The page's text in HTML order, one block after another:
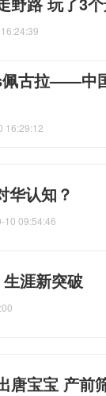
佩古拉——中
16:29:12
华认知？
10 09:54:46
涯新突破
唐宝宝 产前